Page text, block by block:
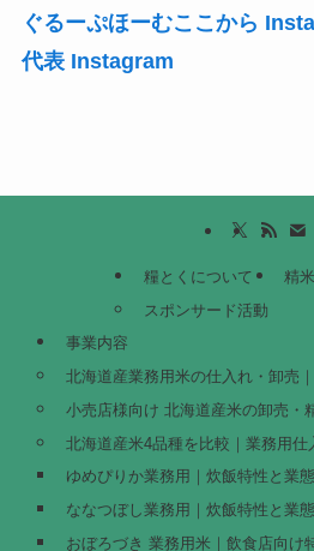
ぐるーぷほーむここから
代表 Instagram
糧とくについて
スポンサード活動
精
事業内容
北海道産業務用米の仕入れ・卸売
小売店様向け 北海道産米の卸売・
北海道産米4品種を比較｜業務用仕
ゆめぴりか業務用｜炊飯特性と業
ななつぼし業務用｜炊飯特性と業
おぼろづき 業務用米｜飲食店向け